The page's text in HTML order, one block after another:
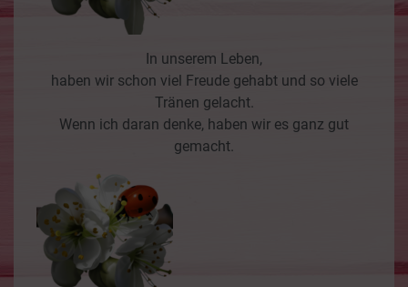
In unserem Leben,
haben wir schon viel Freude gehabt und so viele
Tränen gelacht.
Wenn ich daran denke, haben wir es ganz gut
gemacht.